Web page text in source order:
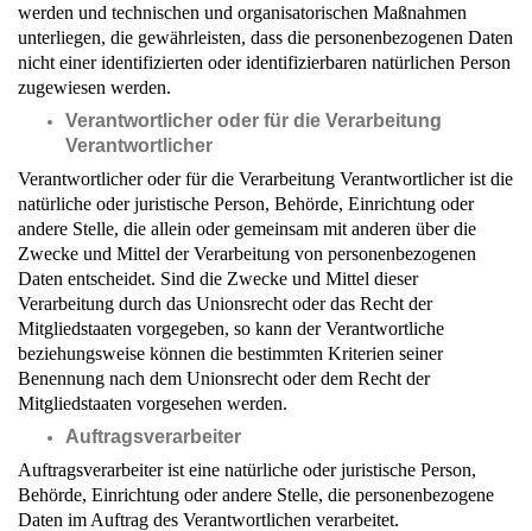
werden und technischen und organisatorischen Maßnahmen
unterliegen, die gewährleisten, dass die personenbezogenen Daten
nicht einer identifizierten oder identifizierbaren natürlichen Person
zugewiesen werden.
Verantwortlicher oder für die Verarbeitung
Verantwortlicher
Verantwortlicher oder für die Verarbeitung Verantwortlicher ist die
natürliche oder juristische Person, Behörde, Einrichtung oder
andere Stelle, die allein oder gemeinsam mit anderen über die
Zwecke und Mittel der Verarbeitung von personenbezogenen
Daten entscheidet. Sind die Zwecke und Mittel dieser
Verarbeitung durch das Unionsrecht oder das Recht der
Mitgliedstaaten vorgegeben, so kann der Verantwortliche
beziehungsweise können die bestimmten Kriterien seiner
Benennung nach dem Unionsrecht oder dem Recht der
Mitgliedstaaten vorgesehen werden.
Auftragsverarbeiter
Auftragsverarbeiter ist eine natürliche oder juristische Person,
Behörde, Einrichtung oder andere Stelle, die personenbezogene
Daten im Auftrag des Verantwortlichen verarbeitet.